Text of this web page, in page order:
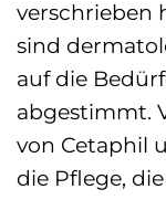
verschrieben
sind
auf die
abgestimmt.
von Cetaphil
die Pflege,